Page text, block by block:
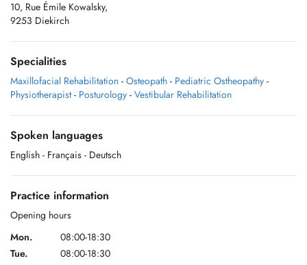
10, Rue Émile Kowalsky,
9253 Diekirch
Specialities
Maxillofacial Rehabilitation - Osteopath - Pediatric Ostheopathy -
Physiotherapist - Posturology - Vestibular Rehabilitation
Spoken languages
English - Français - Deutsch
Practice information
Opening hours
Mon.
08:00-18:30
Tue.
08:00-18:30